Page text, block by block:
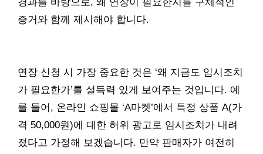
증거와 함께 제시해야 합니다.
연장 신청 시 가장 중요한 것은 ‘왜 지금도 임시조치
가 필요한가’를 설득력 있게 보여주는 것입니다. 예
를 들어, 온라인 쇼핑몰 ‘A마켓’에서 특정 상품 A(가
격 50,000원)에 대한 허위 광고로 임시조치가 내려
졌다고 가정해 보겠습니다. 만약 판매자가 여전히